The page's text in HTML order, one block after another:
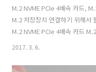
M.2 NVME PCIe 4배속 카드,
M.2 저장장치 연결하기 위해서
M.2 NVME PCIe 4배속 카드
다. 컴스마트에서 판매하는 제
PCIe 4배속 카드는 가격도 그
2017. 3. 6.